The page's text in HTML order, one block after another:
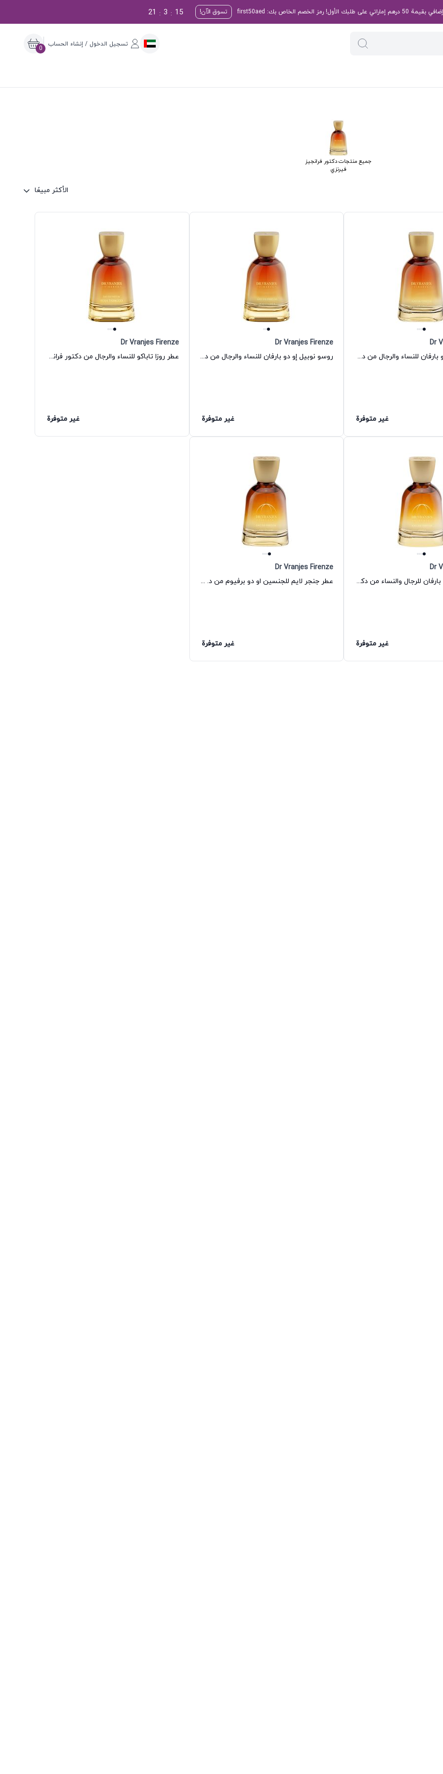
تسوق الآن! 14
:
3
:
21
تسجيل الدخول / إنشاء الحساب
0
جميع منتجات دكتور فرانجيز
فيرنزي
الأكثر مبيعًا
Dr
عطر ميلانو او دو بارفان للنساء والرجال من دكتور فرانجيس فيرنزي
غير متوفرة
Dr Vranjes Firenze
روسو نوبيل إو دو بارفان للنساء والرجال من دكتور فرانجيس فيرنزي
غير متوفرة
Dr Vranjes Firenze
عطر روزا تاباكو للنساء والرجال من دكتور فرانجيس فيرنيز
غير متوفرة
Dr
عطر أمبرا إي دي بارفان للرجال والنساء من دكتور فرانجيس فيرنزي
غير متوفرة
Dr Vranjes Firenze
عطر جنجر لايم للجنسين او دو برفيوم من د. فرانجيس فيرنزي
غير متوفرة